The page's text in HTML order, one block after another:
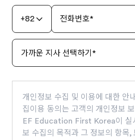
+82 전화번호*
가까운 지사 선택하기 *
개인정보 수집 및 이용에 대한 안내 개인정보 수
집이용 동의는 고객의 개인정보
EF Education First Korea이 실
보 수집의 목적과 그 정보의 항목,